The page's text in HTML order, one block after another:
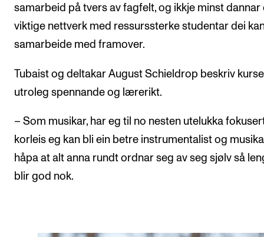
samarbeid på tvers av fagfelt, og ikkje minst dannar
viktige nettverk med ressurssterke studentar dei
samarbeide med framover.
Tubaist og deltakar August Schieldrop beskriv
utroleg spennande og lærerikt.
– Som musikar, har eg til no nesten utelukka
korleis eg kan bli ein betre instrumentalist og
håpa at alt anna rundt ordnar seg av seg sjølv så
blir god nok.